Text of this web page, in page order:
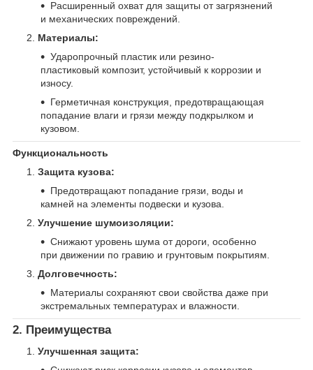
Расширенный охват для защиты от загрязнений
и механических повреждений.
Материалы:
Ударопрочный пластик или резино-
пластиковый композит, устойчивый к коррозии и
износу.
Герметичная конструкция, предотвращающая
попадание влаги и грязи между подкрылком и
кузовом.
Функциональность
Защита кузова:
Предотвращают попадание грязи, воды и
камней на элементы подвески и кузова.
Улучшение шумоизоляции:
Снижают уровень шума от дороги, особенно
при движении по гравию и грунтовым покрытиям.
Долговечность:
Материалы сохраняют свои свойства даже при
экстремальных температурах и влажности.
2. Преимущества
Улучшенная защита: